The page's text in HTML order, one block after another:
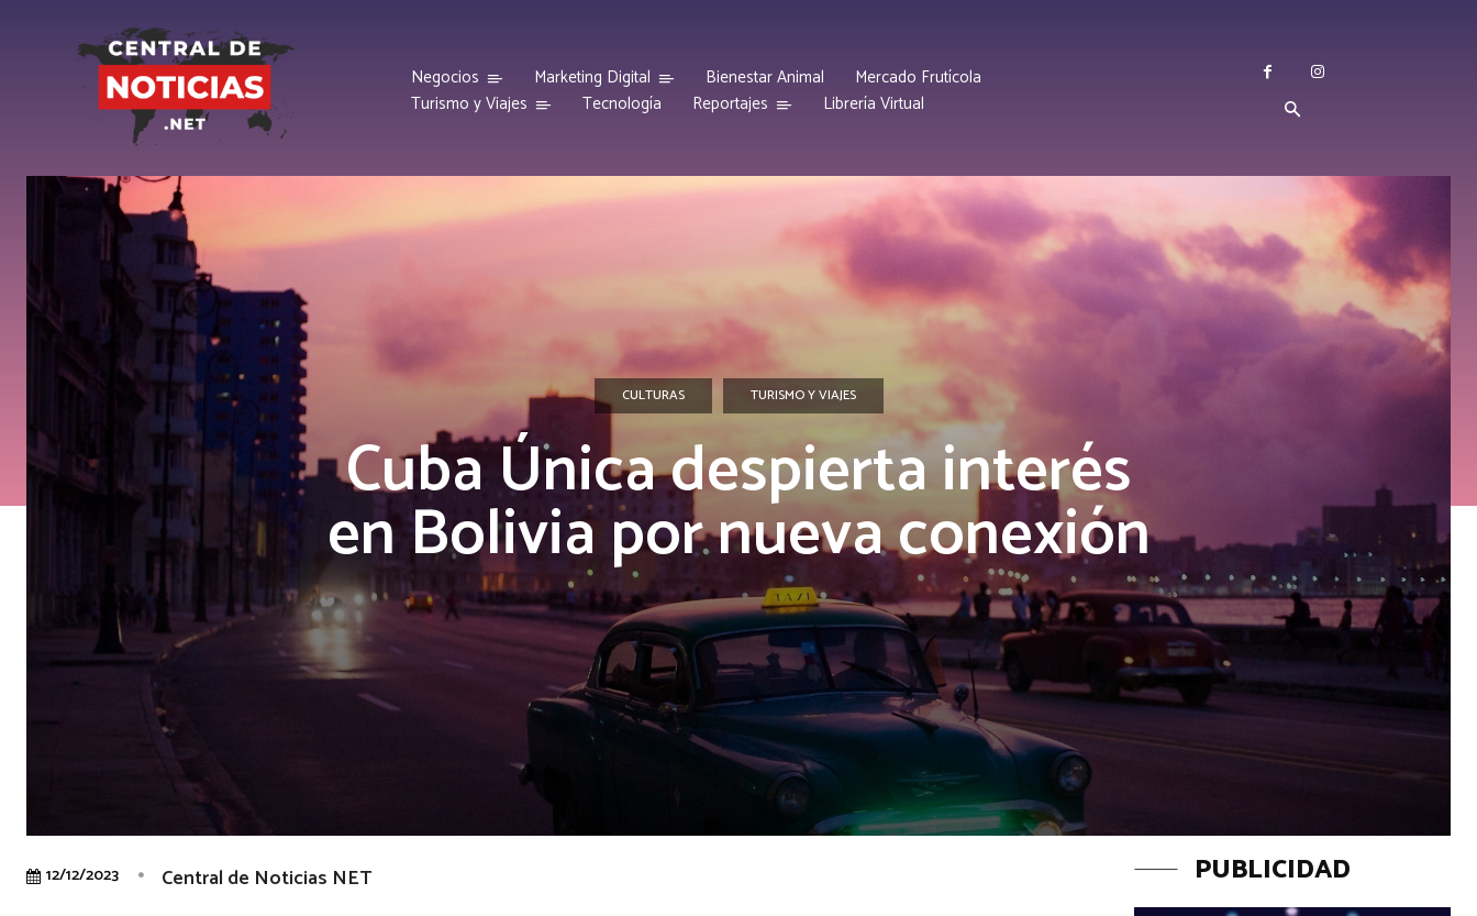
Negocios Marketing Digital Bienestar Animal
Mercado Frutícola
Turismo y Viajes
Tecnología Reportajes Librería Virtual
CULTURAS TURISMO Y VIAJES
Cuba Única despierta interés
en Bolivia por nueva conexión
12/12/2023 Central de Noticias NET PUBLICIDAD